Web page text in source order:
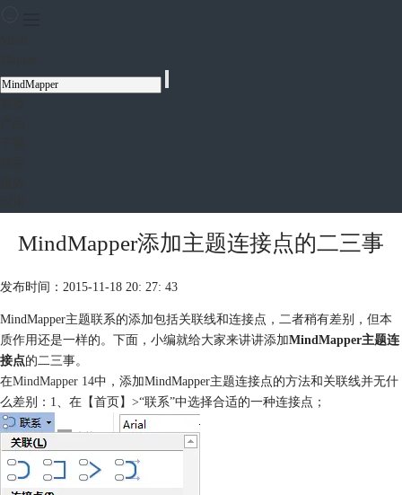
MindMapper添加主题连接点的二三事
发布时间：2015-11-18 20: 27: 43
MindMapper主题联系的添加包括关联线和连接点，二者稍有差别，但本
质作用还是一样的。下面，小编就给大家来讲讲添加MindMapper主题连
接点的二三事。
在MindMapper 14中，添加MindMapper主题连接点的方法和关联线并无什
么差别：1、在【首页】>“联系”中选择合适的一种连接点；